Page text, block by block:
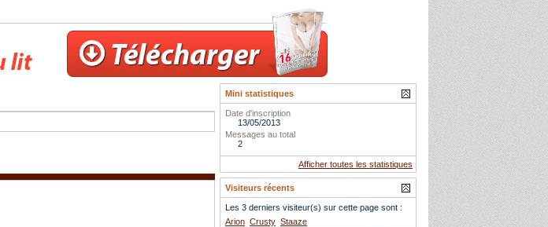
Mini statistiques
Date d'inscription
13/05/2013
Messages au total
2
Afficher toutes les statistiques
Visiteurs récents
Les 3 derniers visiteur(s) sur cette page sont :
Arion Crusty Staaze